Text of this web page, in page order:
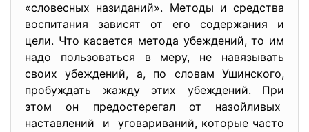
«словесных назиданий». Методы и средства
воспитания зависят от его содержания и
цели. Что касается метода убеждений, то им
надо пользоваться в меру, не навязывать
своих убеждений, а, по словам Ушинского,
пробуждать жажду этих убеждений. При
этом он предостерегал от назойливых
наставлений и уговариваний, которые часто